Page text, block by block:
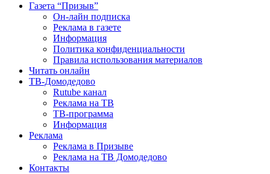
Газета “Призыв”
Он-лайн подписка
Реклама в газете
Информация
Политика конфиденциальности
Правила использования материалов
Читать онлайн
ТВ-Домодедово
Rutube канал
Реклама на ТВ
ТВ-программа
Информация
Реклама
Реклама в Призыве
Реклама на ТВ Домодедово
Контакты